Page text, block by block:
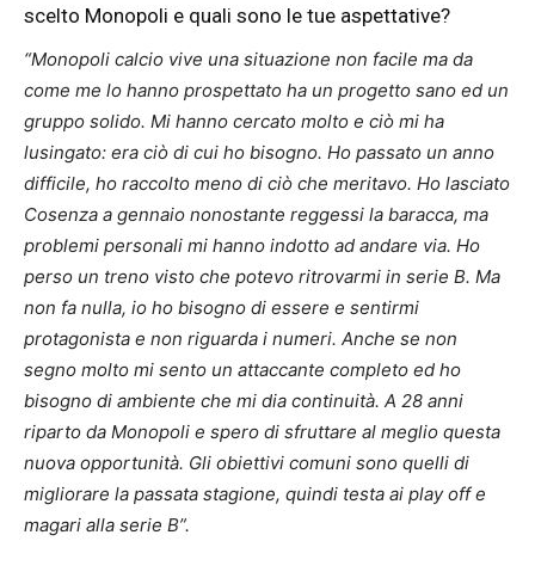
scelto Monopoli e quali sono le tue aspettative?
“Monopoli calcio vive una situazione non facile ma da
come me lo hanno prospettato ha un progetto sano ed un
gruppo solido. Mi hanno cercato molto e ciò mi ha
lusingato: era ciò di cui ho bisogno. Ho passato un anno
difficile, ho raccolto meno di ciò che meritavo. Ho lasciato
Cosenza a gennaio nonostante reggessi la baracca, ma
problemi personali mi hanno indotto ad andare via. Ho
perso un treno visto che potevo ritrovarmi in serie B. Ma
non fa nulla, io ho bisogno di essere e sentirmi
protagonista e non riguarda i numeri. Anche se non
segno molto mi sento un attaccante completo ed ho
bisogno di ambiente che mi dia continuità. A 28 anni
riparto da Monopoli e spero di sfruttare al meglio questa
nuova opportunità. Gli obiettivi comuni sono quelli di
migliorare la passata stagione, quindi testa ai play off e
magari alla serie B”.